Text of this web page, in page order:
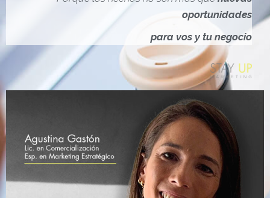
I
Ó
N
oportunidades
para vos y tu negocio